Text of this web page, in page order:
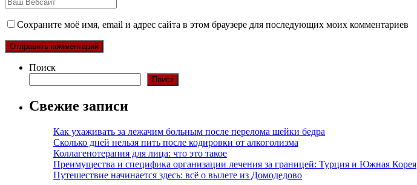
Сохраните моё имя, email и адрес сайта в этом браузере для последующих моих комментариев
Поиск
Поиск
Свежие записи
Как ухаживать за лежачим больным после перелома шейки бедра
Сколько дней нельзя пить после кодировки от алкоголизма
Коллагенотерапия для лица: что это такое
Преимущества и специфика организации лечения за границей: Турция и Южная Корея
Путешествие начинается здесь: всё о вылете из Домодедово